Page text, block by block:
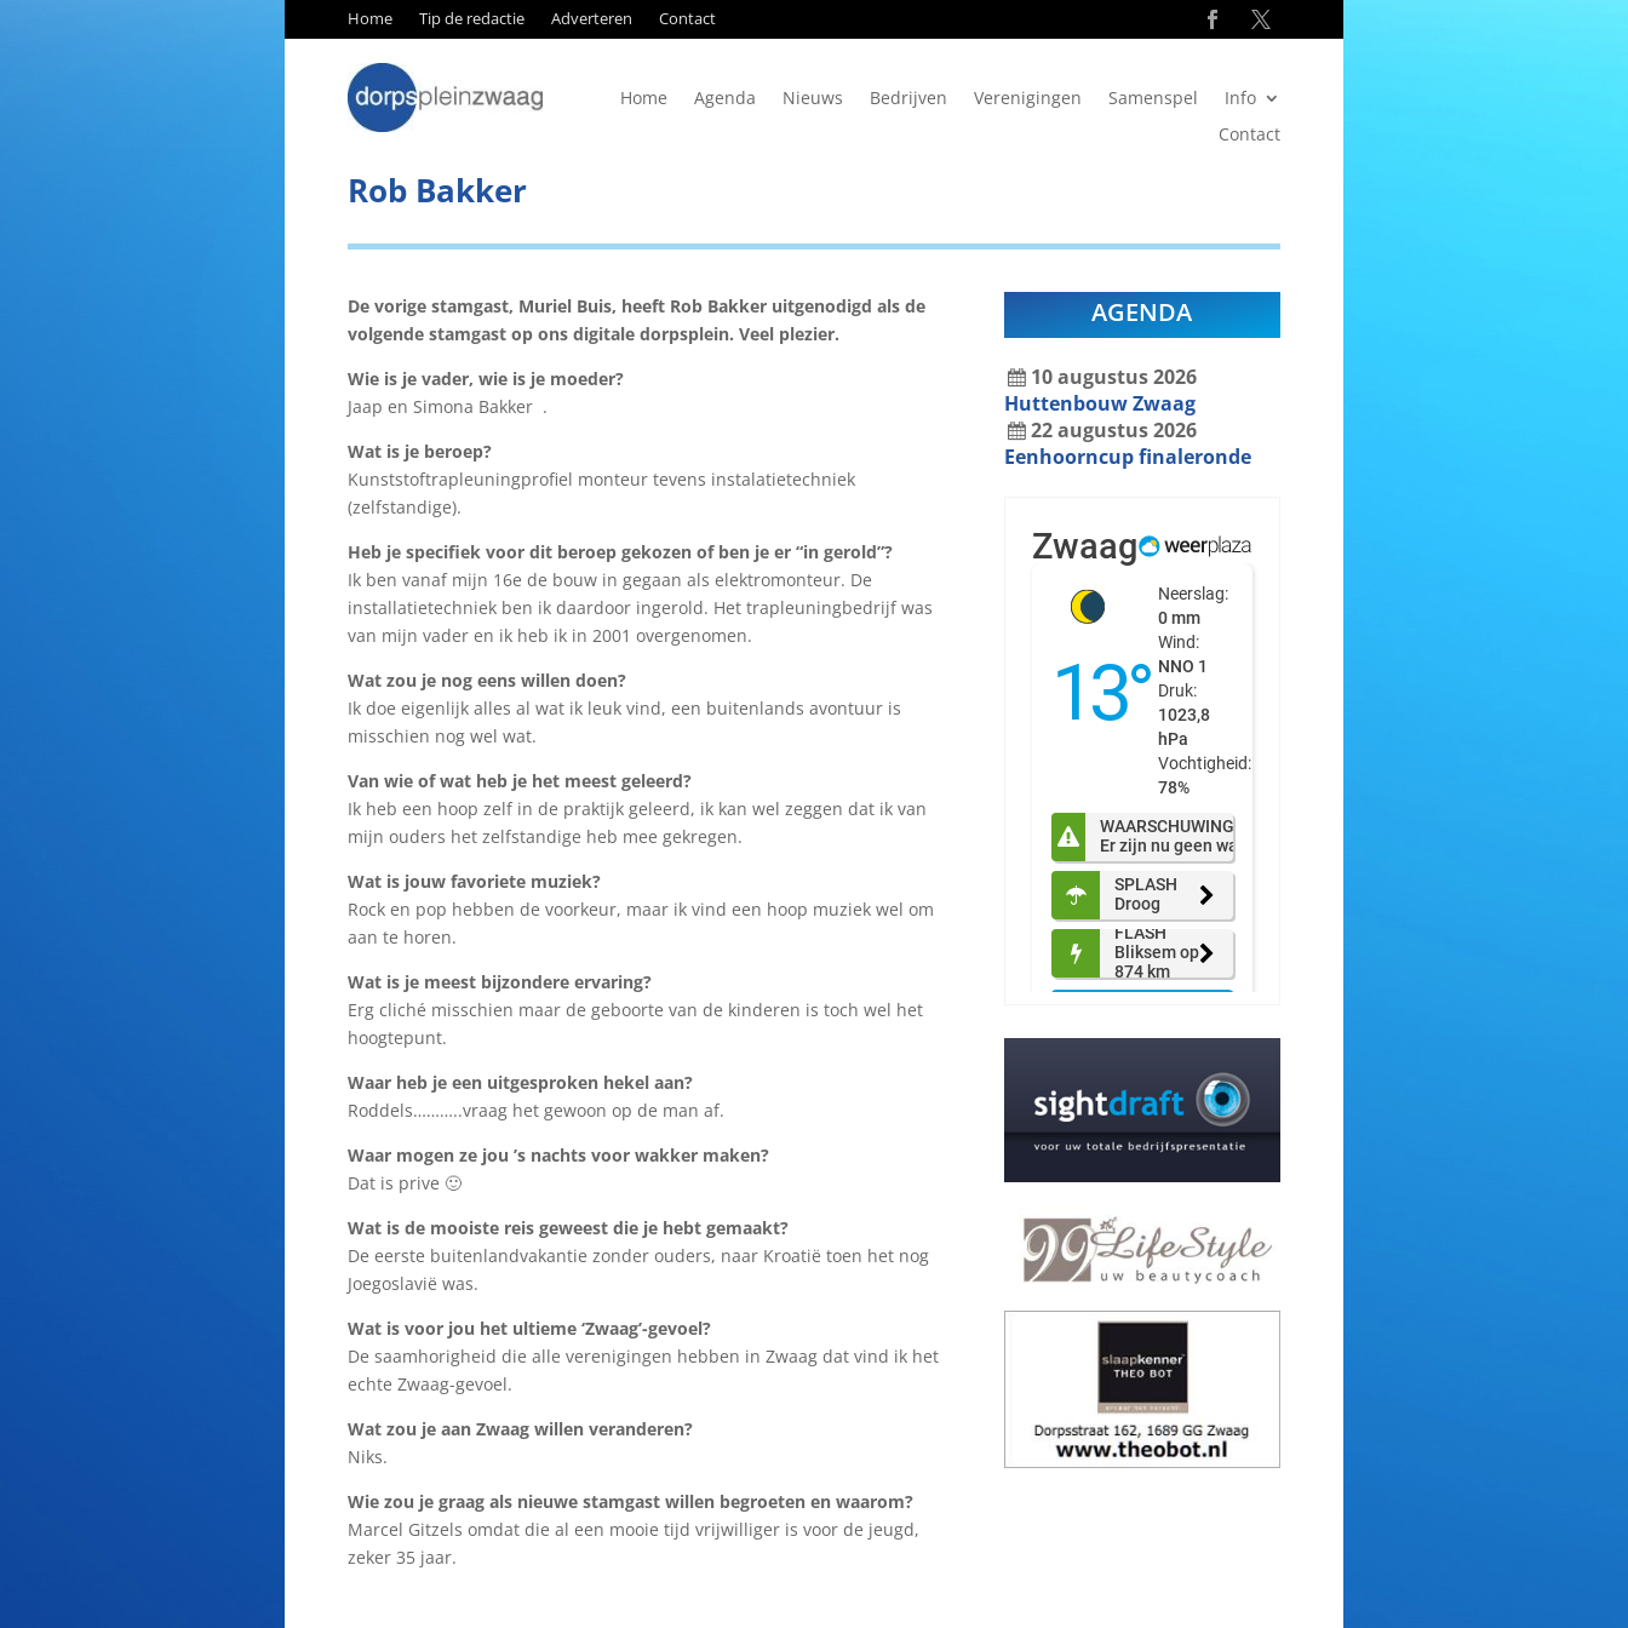
Home Tip de redactie Adverteren Contact
Home Agenda Nieuws Bedrijven Verenigingen Samenspel
Info
Contact
Rob Bakker
De vorige stamgast, Muriel Buis, heeft Rob Bakker uitgenodigd als de
volgende stamgast op ons digitale dorpsplein. Veel plezier.
Wie is je vader, wie is je moeder?
Jaap en Simona Bakker .
Wat is je beroep?
Kunststoftrapleuningprofiel monteur tevens instalatietechniek
(zelfstandige).
Heb je specifiek voor dit beroep gekozen of ben je er “in gerold”?
Ik ben vanaf mijn 16e de bouw in gegaan als elektromonteur. De
installatietechniek ben ik daardoor ingerold. Het trapleuningbedrijf was
van mijn vader en ik heb ik in 2001 overgenomen.
Wat zou je nog eens willen doen?
Ik doe eigenlijk alles al wat ik leuk vind, een buitenlands avontuur is
misschien nog wel wat.
Van wie of wat heb je het meest geleerd?
Ik heb een hoop zelf in de praktijk geleerd, ik kan wel zeggen dat ik van
mijn ouders het zelfstandige heb mee gekregen.
Wat is jouw favoriete muziek?
Rock en pop hebben de voorkeur, maar ik vind een hoop muziek wel om
aan te horen.
Wat is je meest bijzondere ervaring?
Erg cliché misschien maar de geboorte van de kinderen is toch wel het
hoogtepunt.
Waar heb je een uitgesproken hekel aan?
Roddels………..vraag het gewoon op de man af.
Waar mogen ze jou ’s nachts voor wakker maken?
Dat is prive 🙂
Wat is de mooiste reis geweest die je hebt gemaakt?
De eerste buitenlandvakantie zonder ouders, naar Kroatië toen het nog
Joegoslavië was.
Wat is voor jou het ultieme ‘Zwaag’-gevoel?
De saamhorigheid die alle verenigingen hebben in Zwaag dat vind ik het
echte Zwaag-gevoel.
Wat zou je aan Zwaag willen veranderen?
Niks.
Wie zou je graag als nieuwe stamgast willen begroeten en waarom?
Marcel Gitzels omdat die al een mooie tijd vrijwilliger is voor de jeugd,
zeker 35 jaar.
AGENDA
10augustus2026
Huttenbouw Zwaag
22augustus2026
Eenhoorncup finaleronde